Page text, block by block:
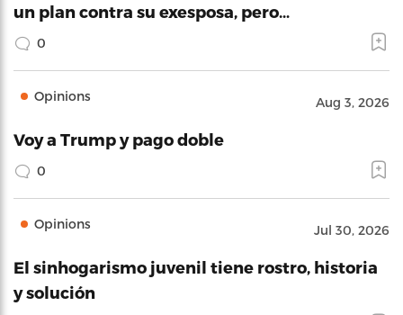
un plan contra su exesposa, pero…
0
Opinions Aug 3, 2026
Voy a Trump y pago doble
0
Opinions Jul 30, 2026
El sinhogarismo juvenil tiene rostro, historia
y solución